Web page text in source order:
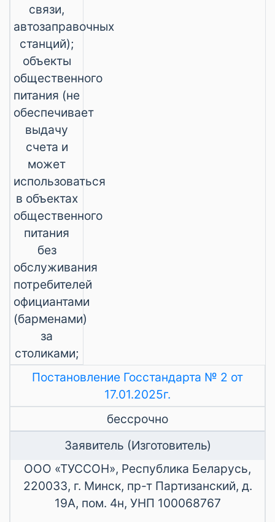
связи,
автозаправочных
станций);
объекты
общественного
питания (не
обеспечивает
выдачу
счета и
может
использоваться
в объектах
общественного
питания
без
обслуживания
потребителей
официантами
(барменами)
за
столиками;
Постановление Госстандарта № 2 от
17.01.2025г.
бессрочно
Заявитель (Изготовитель)
ООО «ТУССОН», Республика Беларусь,
220033, г. Минск, пр-т Партизанский, д.
19А, пом. 4н, УНП 100068767